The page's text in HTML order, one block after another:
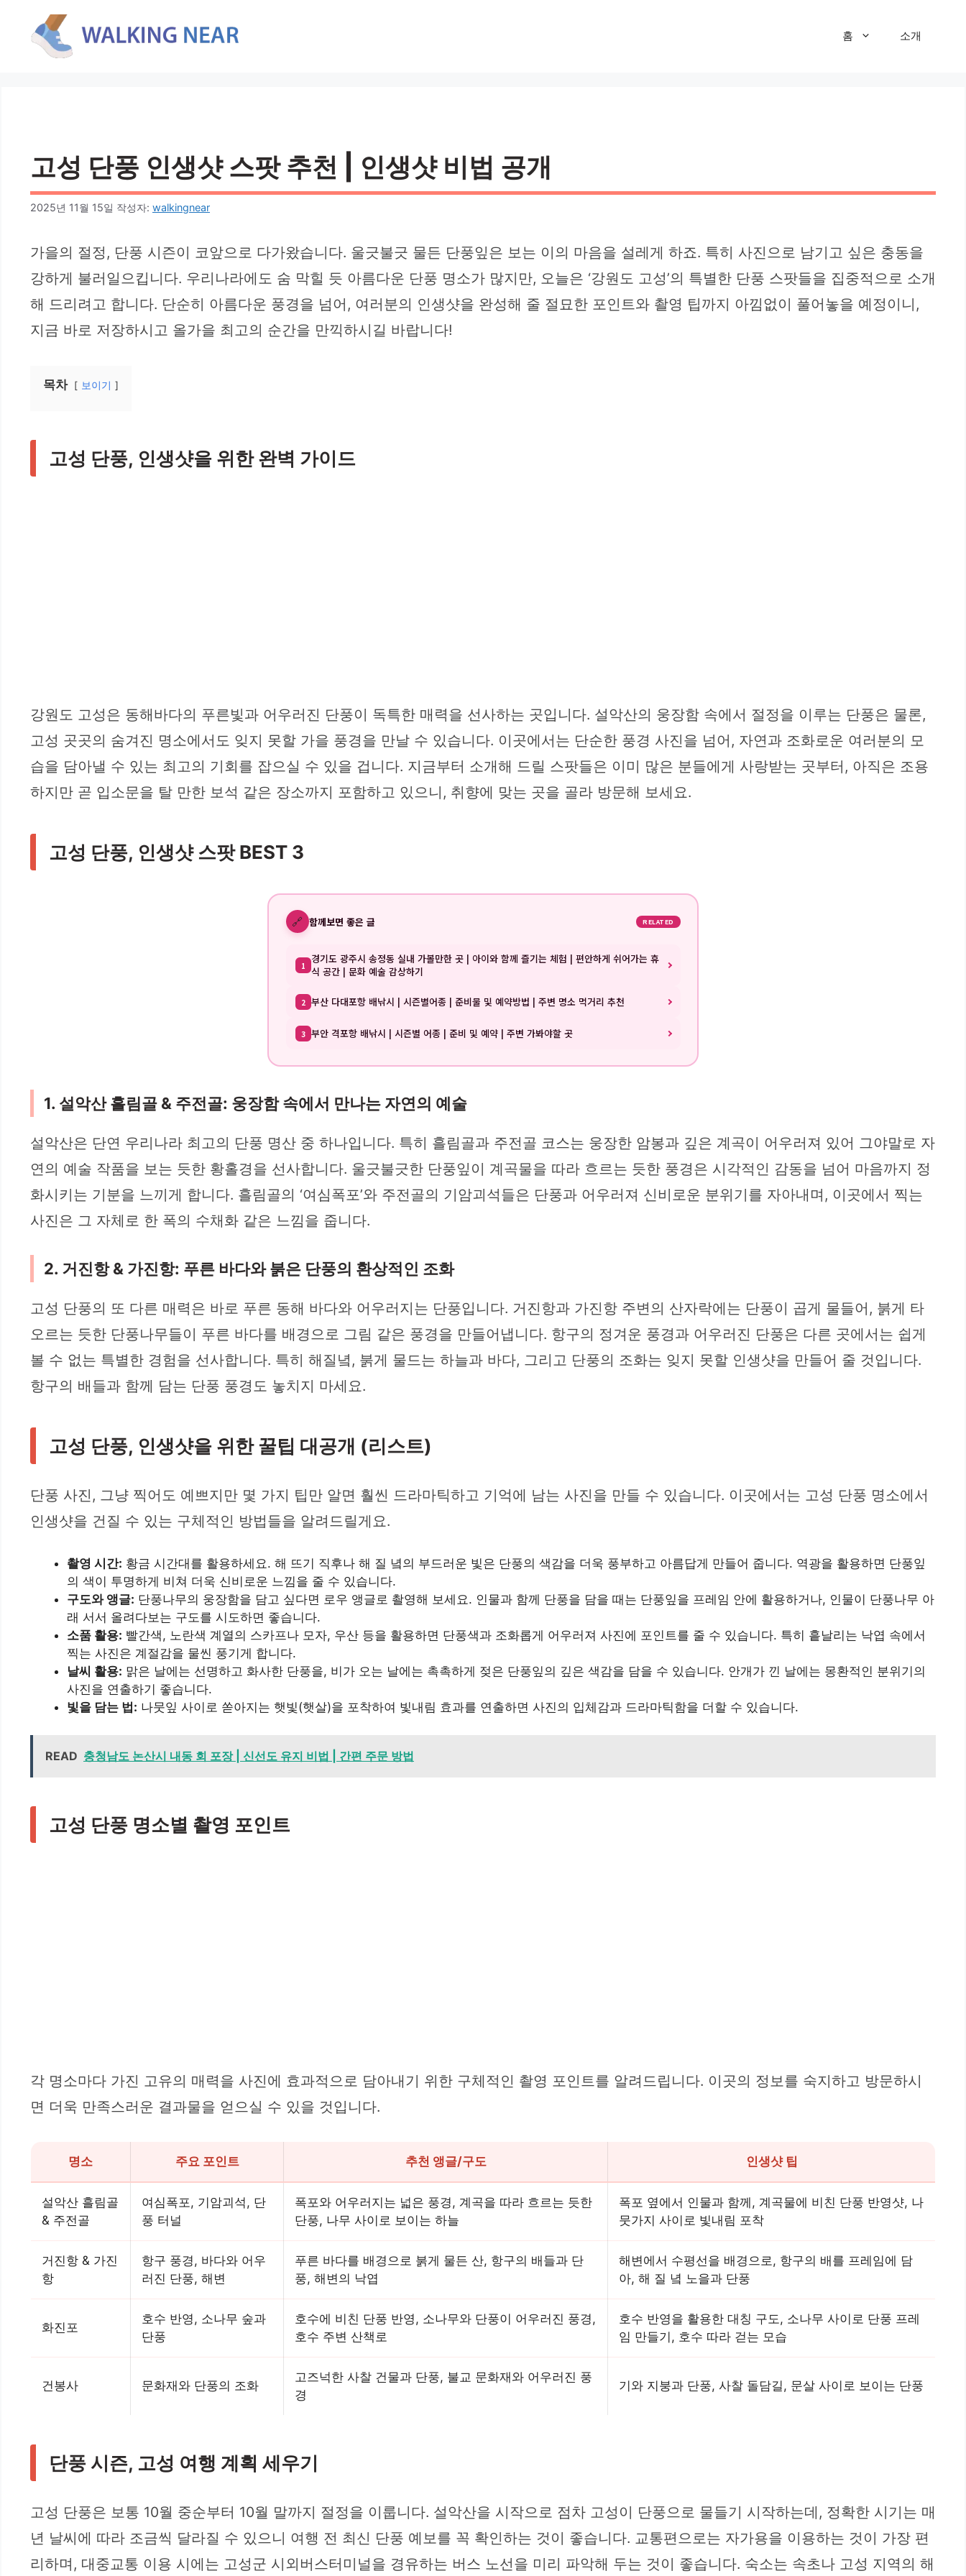
홈 소개
고성 단풍 인생샷 스팟 추천 | 인생샷 비법 공개
2025년 11월 15일 작성자: walkingnear
가을의 절정, 단풍 시즌이 코앞으로 다가왔습니다. 울긋불긋 물든 단풍잎은 보는 이의 마음을 설레게 하죠. 특히 사진으로 남기고 싶은 충동을
강하게 불러일으킵니다. 우리나라에도 숨 막힐 듯 아름다운 단풍 명소가 많지만, 오늘은 ‘강원도 고성’의 특별한 단풍 스팟들을 집중적으로 소개
해 드리려고 합니다. 단순히 아름다운 풍경을 넘어, 여러분의 인생샷을 완성해 줄 절묘한 포인트와 촬영 팁까지 아낌없이 풀어놓을 예정이니,
지금 바로 저장하시고 올가을 최고의 순간을 만끽하시길 바랍니다!
목차 보이기
고성 단풍, 인생샷을 위한 완벽 가이드
강원도 고성은 동해바다의 푸른빛과 어우러진 단풍이 독특한 매력을 선사하는 곳입니다. 설악산의 웅장함 속에서 절정을 이루는 단풍은 물론,
고성 곳곳의 숨겨진 명소에서도 잊지 못할 가을 풍경을 만날 수 있습니다. 이곳에서는 단순한 풍경 사진을 넘어, 자연과 조화로운 여러분의 모
습을 담아낼 수 있는 최고의 기회를 잡으실 수 있을 겁니다. 지금부터 소개해 드릴 스팟들은 이미 많은 분들에게 사랑받는 곳부터, 아직은 조용
하지만 곧 입소문을 탈 만한 보석 같은 장소까지 포함하고 있으니, 취향에 맞는 곳을 골라 방문해 보세요.
고성 단풍, 인생샷 스팟 BEST 3
🔗 함께보면 좋은 글 RELATED
1 경기도 광주시 송정동 실내 가볼만한 곳 | 아이와 함께 즐기는 체험 | 편안하게 쉬어가는 휴
식 공간 | 문화 예술 감상하기
2 부산 다대포항 배낚시 | 시즌별어종 | 준비물 및 예약방법 | 주변 명소 먹거리 추천
3 부안 격포항 배낚시 | 시즌별 어종 | 준비 및 예약 | 주변 가봐야할 곳
1. 설악산 흘림골 & 주전골: 웅장함 속에서 만나는 자연의 예술
설악산은 단연 우리나라 최고의 단풍 명산 중 하나입니다. 특히 흘림골과 주전골 코스는 웅장한 암봉과 깊은 계곡이 어우러져 있어 그야말로 자
연의 예술 작품을 보는 듯한 황홀경을 선사합니다. 울긋불긋한 단풍잎이 계곡물을 따라 흐르는 듯한 풍경은 시각적인 감동을 넘어 마음까지 정
화시키는 기분을 느끼게 합니다. 흘림골의 ‘여심폭포’와 주전골의 기암괴석들은 단풍과 어우러져 신비로운 분위기를 자아내며, 이곳에서 찍는
사진은 그 자체로 한 폭의 수채화 같은 느낌을 줍니다.
2. 거진항 & 가진항: 푸른 바다와 붉은 단풍의 환상적인 조화
고성 단풍의 또 다른 매력은 바로 푸른 동해 바다와 어우러지는 단풍입니다. 거진항과 가진항 주변의 산자락에는 단풍이 곱게 물들어, 붉게 타
오르는 듯한 단풍나무들이 푸른 바다를 배경으로 그림 같은 풍경을 만들어냅니다. 항구의 정겨운 풍경과 어우러진 단풍은 다른 곳에서는 쉽게
볼 수 없는 특별한 경험을 선사합니다. 특히 해질녘, 붉게 물드는 하늘과 바다, 그리고 단풍의 조화는 잊지 못할 인생샷을 만들어 줄 것입니다.
항구의 배들과 함께 담는 단풍 풍경도 놓치지 마세요.
고성 단풍, 인생샷을 위한 꿀팁 대공개 (리스트)
단풍 사진, 그냥 찍어도 예쁘지만 몇 가지 팁만 알면 훨씬 드라마틱하고 기억에 남는 사진을 만들 수 있습니다. 이곳에서는 고성 단풍 명소에서
인생샷을 건질 수 있는 구체적인 방법들을 알려드릴게요.
촬영 시간: 황금 시간대를 활용하세요. 해 뜨기 직후나 해 질 녘의 부드러운 빛은 단풍의 색감을 더욱 풍부하고 아름답게 만들어 줍니다. 역광을 활용하면 단풍잎
의 색이 투명하게 비쳐 더욱 신비로운 느낌을 줄 수 있습니다.
구도와 앵글: 단풍나무의 웅장함을 담고 싶다면 로우 앵글로 촬영해 보세요. 인물과 함께 단풍을 담을 때는 단풍잎을 프레임 안에 활용하거나, 인물이 단풍나무 아
래 서서 올려다보는 구도를 시도하면 좋습니다.
소품 활용: 빨간색, 노란색 계열의 스카프나 모자, 우산 등을 활용하면 단풍색과 조화롭게 어우러져 사진에 포인트를 줄 수 있습니다. 특히 흩날리는 낙엽 속에서
찍는 사진은 계절감을 물씬 풍기게 합니다.
날씨 활용: 맑은 날에는 선명하고 화사한 단풍을, 비가 오는 날에는 촉촉하게 젖은 단풍잎의 깊은 색감을 담을 수 있습니다. 안개가 낀 날에는 몽환적인 분위기의
사진을 연출하기 좋습니다.
빛을 담는 법: 나뭇잎 사이로 쏟아지는 햇빛(햇살)을 포착하여 빛내림 효과를 연출하면 사진의 입체감과 드라마틱함을 더할 수 있습니다.
READ 충청남도 논산시 내동 회 포장 | 신선도 유지 비법 | 간편 주문 방법
고성 단풍 명소별 촬영 포인트
각 명소마다 가진 고유의 매력을 사진에 효과적으로 담아내기 위한 구체적인 촬영 포인트를 알려드립니다. 이곳의 정보를 숙지하고 방문하시
면 더욱 만족스러운 결과물을 얻으실 수 있을 것입니다.
명소 주요 포인트 추천 앵글/구도 인생샷 팁
설악산 흘림골
& 주전골
여심폭포, 기암괴석, 단
풍 터널
폭포와 어우러지는 넓은 풍경, 계곡을 따라 흐르는 듯한
단풍, 나무 사이로 보이는 하늘
폭포 옆에서 인물과 함께, 계곡물에 비친 단풍 반영샷, 나
뭇가지 사이로 빛내림 포착
거진항 & 가진
항
항구 풍경, 바다와 어우
러진 단풍, 해변
푸른 바다를 배경으로 붉게 물든 산, 항구의 배들과 단
풍, 해변의 낙엽
해변에서 수평선을 배경으로, 항구의 배를 프레임에 담
아, 해 질 녘 노을과 단풍
화진포
호수 반영, 소나무 숲과
단풍
호수에 비친 단풍 반영, 소나무와 단풍이 어우러진 풍경,
호수 주변 산책로
호수 반영을 활용한 대칭 구도, 소나무 사이로 단풍 프레
임 만들기, 호수 따라 걷는 모습
건봉사 문화재와 단풍의 조화
고즈넉한 사찰 건물과 단풍, 불교 문화재와 어우러진 풍
경
기와 지붕과 단풍, 사찰 돌담길, 문살 사이로 보이는 단풍
단풍 시즌, 고성 여행 계획 세우기
고성 단풍은 보통 10월 중순부터 10월 말까지 절정을 이룹니다. 설악산을 시작으로 점차 고성이 단풍으로 물들기 시작하는데, 정확한 시기는 매
년 날씨에 따라 조금씩 달라질 수 있으니 여행 전 최신 단풍 예보를 꼭 확인하는 것이 좋습니다. 교통편으로는 자가용을 이용하는 것이 가장 편
리하며, 대중교통 이용 시에는 고성군 시외버스터미널을 경유하는 버스 노선을 미리 파악해 두는 것이 좋습니다. 숙소는 속초나 고성 지역의 해